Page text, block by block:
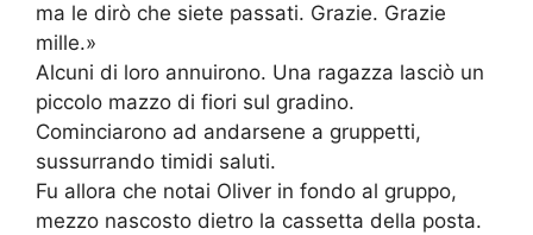
ma le dirò che siete passati. Grazie. Grazie
mille.»
Alcuni di loro annuirono. Una ragazza lasciò un
piccolo mazzo di fiori sul gradino.
Cominciarono ad andarsene a gruppetti,
sussurrando timidi saluti.
Fu allora che notai Oliver in fondo al gruppo,
mezzo nascosto dietro la cassetta della posta.